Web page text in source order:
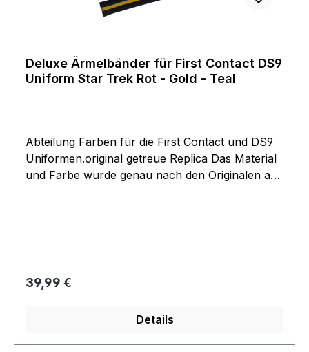
Deluxe Ärmelbänder für First Contact DS9
Uniform Star Trek Rot - Gold - Teal
Abteilung Farben für die First Contact und DS9
Uniformen.original getreue Replica Das Material
und Farbe wurde genau nach den Originalen aus
werden.Wählen sie die gewünschte Farbe aus.
Preis gilt für ein Paar 2 Stück
Regulärer Preis:
39,99 €
Details